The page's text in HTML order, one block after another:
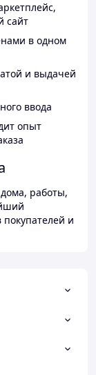
сайт
в одном
и выдачей
ввода
опыт
работы,
и